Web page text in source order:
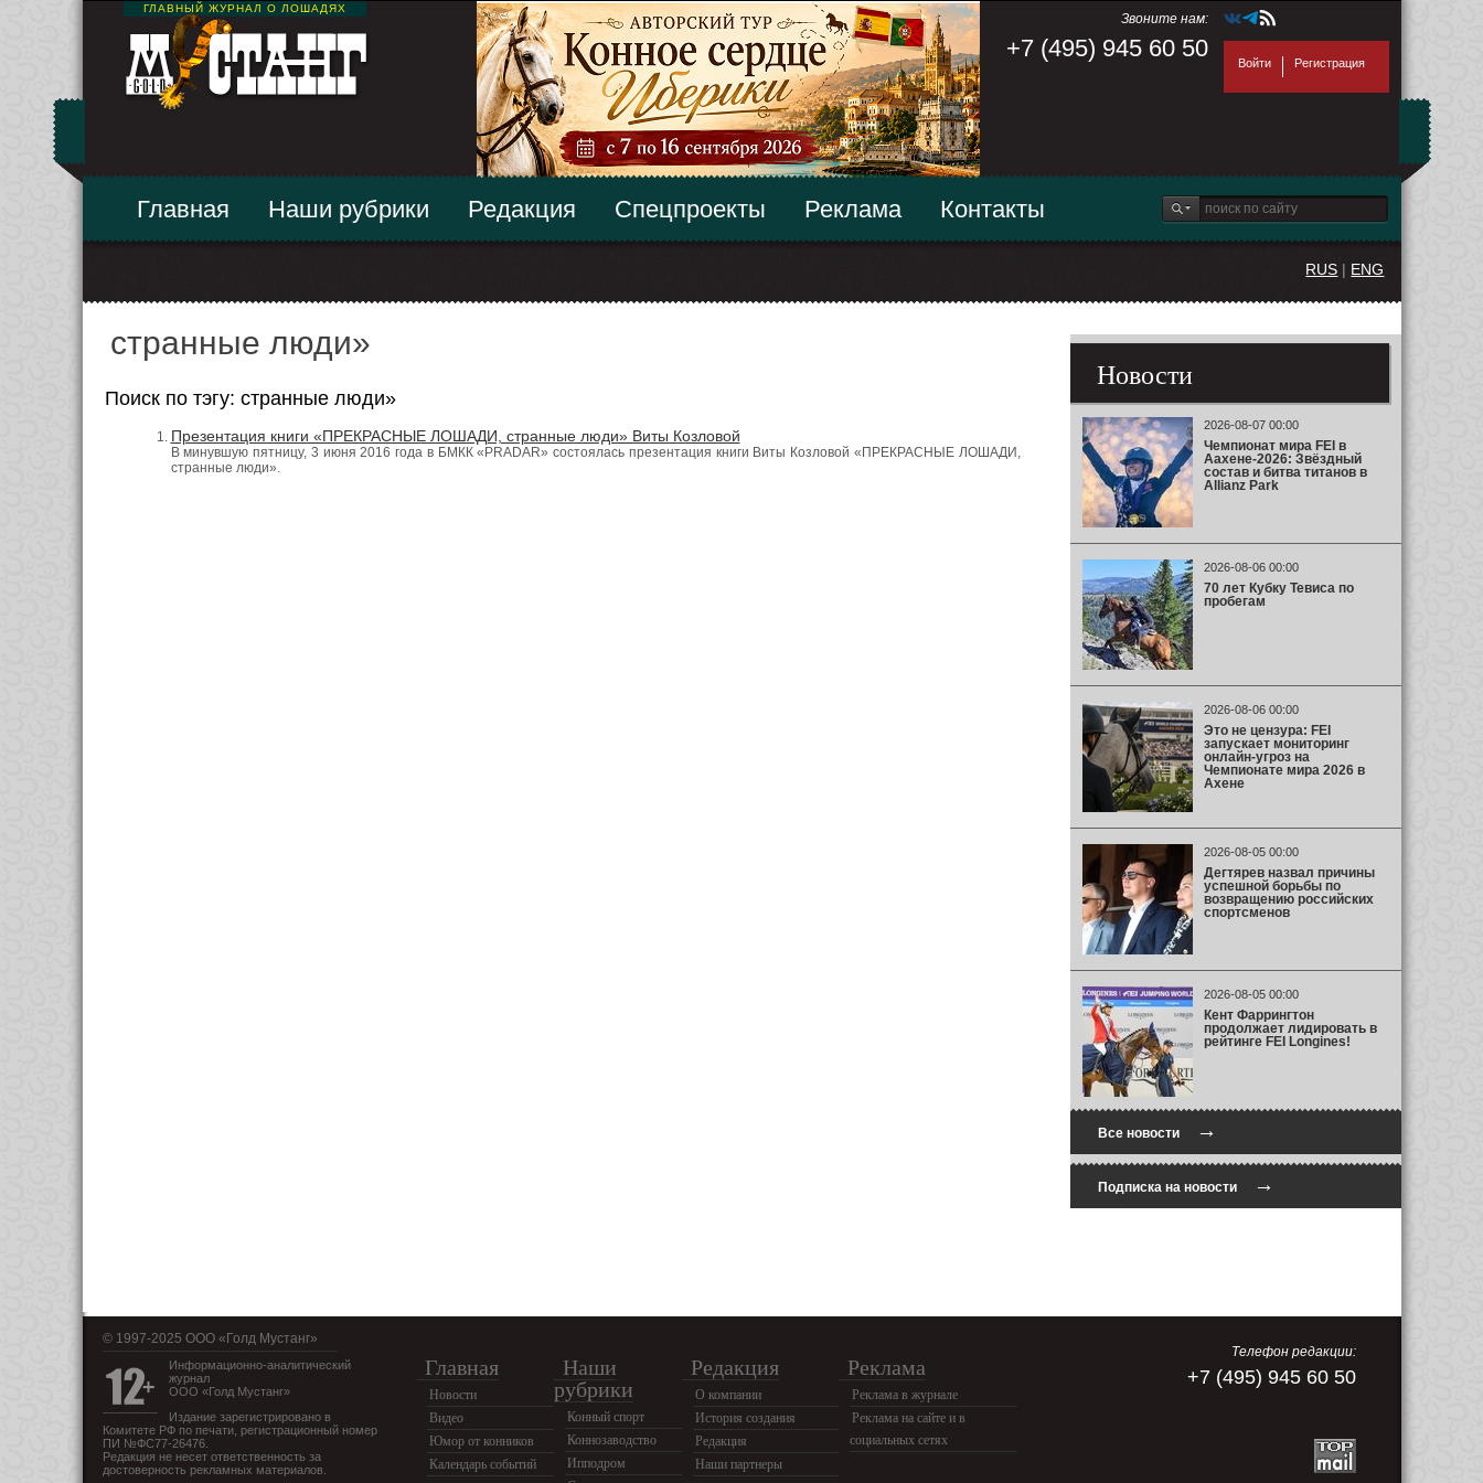
ГЛАВНЫЙ ЖУРНАЛ О ЛОШАДЯХ
Звоните нам:
+7 (495) 945 60 50
Войти Регистрация
Главная Наши рубрики Редакция Спецпроекты Реклама Контакты
RUS | ENG
странные люди»
Поиск по тэгу: странные люди»
Презентация книги «ПРЕКРАСНЫЕ ЛОШАДИ, странные люди» Виты Козловой
В минувшую пятницу, 3 июня 2016 года в БМКК «PRADAR» состоялась презентация книги Виты Козловой «ПРЕКРАСНЫЕ ЛОШАДИ,
странные люди».
Новости
2026-08-07 00:00
Чемпионат мира FEI в
Аахене-2026: Звёздный
состав и битва титанов в
Allianz Park
2026-08-06 00:00
70 лет Кубку Тевиса по
пробегам
2026-08-06 00:00
Это не цензура: FEI
запускает мониторинг
онлайн-угроз на
Чемпионате мира 2026 в
Ахене
2026-08-05 00:00
Дегтярев назвал причины
успешной борьбы по
возвращению российских
спортсменов
2026-08-05 00:00
Кент Фаррингтон
продолжает лидировать в
рейтинге FEI Longines!
Все новости→
Подписка на новости→
© 1997-2025 OOO «Голд Мустанг»
Информационно-аналитический
журнал
ООО «Голд Мустанг»
Издание зарегистрировано в
Комитете РФ по печати, регистрационный номер
ПИ №ФС77-26476.
Редакция не несет ответственность за
достоверность рекламных материалов.
Главная
Новости
Видео
Юмор от конников
Календарь событий
Наши
рубрики
Конный спорт
Коннозаводство
Ипподром
Редакция
О компании
История создания
Редакция
Наши партнеры
Реклама
Реклама в журнале
Реклама на сайте и в
социальных сетях
Телефон редакции:
+7 (495) 945 60 50